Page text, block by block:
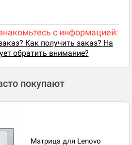
с информацией:
Как получить заказ? На
обратить внимание?
покупают
Матрица для Lenovo